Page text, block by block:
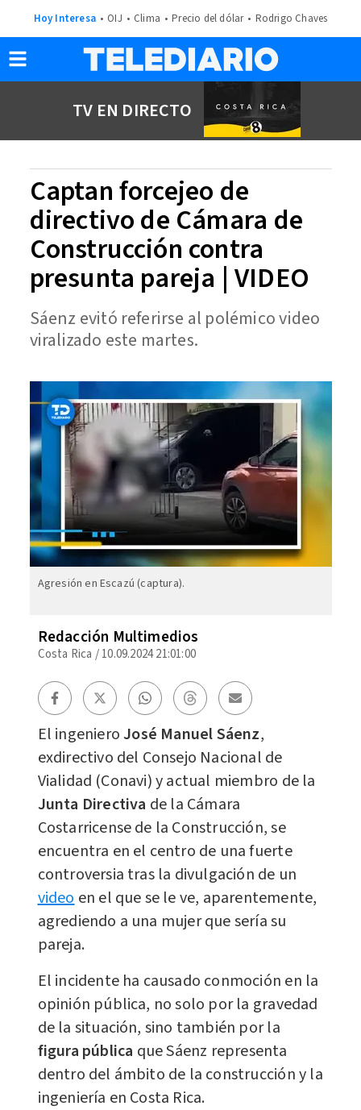
Hoy Interesa OIJ Clima Precio del dólar Rodrigo Chaves
TV EN DIRECTO
Captan forcejeo de
directivo de Cámara de
Construcción contra
presunta pareja | VIDEO
Sáenz evitó referirse al polémico video
viralizado este martes.
Agresión en Escazú (captura).
Redacción Multimedios
Costa Rica /10.09.2024 21:01:00
El ingeniero José Manuel Sáenz,
exdirectivo del Consejo Nacional de
Vialidad (Conavi) y actual miembro de la
Junta Directiva de la Cámara
Costarricense de la Construcción, se
encuentra en el centro de una fuerte
controversia tras la divulgación de un
video en el que se le ve, aparentemente,
agrediendo a una mujer que sería su
pareja.
El incidente ha causado conmoción en la
opinión pública, no solo por la gravedad
de la situación, sino también por la
figura pública que Sáenz representa
dentro del ámbito de la construcción y la
ingeniería en Costa Rica.